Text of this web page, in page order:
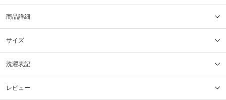
商品詳細
サイズ
洗濯表記
レビュー